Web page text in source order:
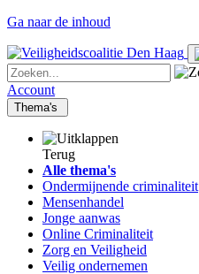
Ga naar de inhoud
Account
Thema's
Terug
Alle thema's
Ondermijnende criminaliteit
Mensenhandel
Jonge aanwas
Online Criminaliteit
Zorg en Veiligheid
Veilig ondernemen